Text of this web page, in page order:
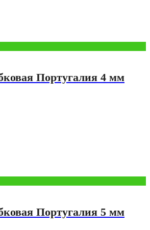
Португалия 4 мм
Португалия 5 мм